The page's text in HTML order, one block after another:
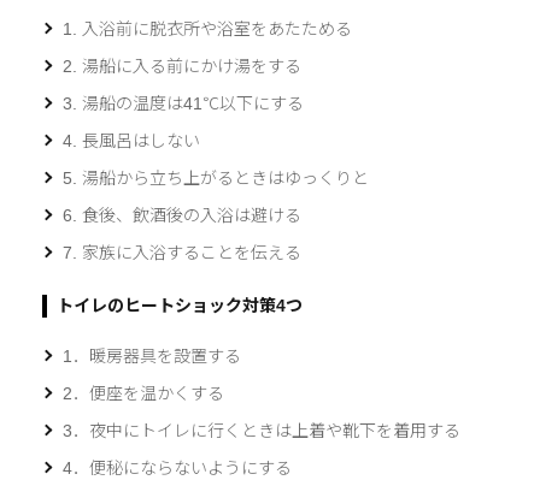
1. 入浴前に脱衣所や浴室をあたためる
2. 湯船に入る前にかけ湯をする
3. 湯船の温度は41℃以下にする
4. 長風呂はしない
5. 湯船から立ち上がるときはゆっくりと
6. 食後、飲酒後の入浴は避ける
7. 家族に入浴することを伝える
トイレのヒートショック対策4つ
1．暖房器具を設置する
2．便座を温かくする
3．夜中にトイレに行くときは上着や靴下を着用する
4．便秘にならないようにする